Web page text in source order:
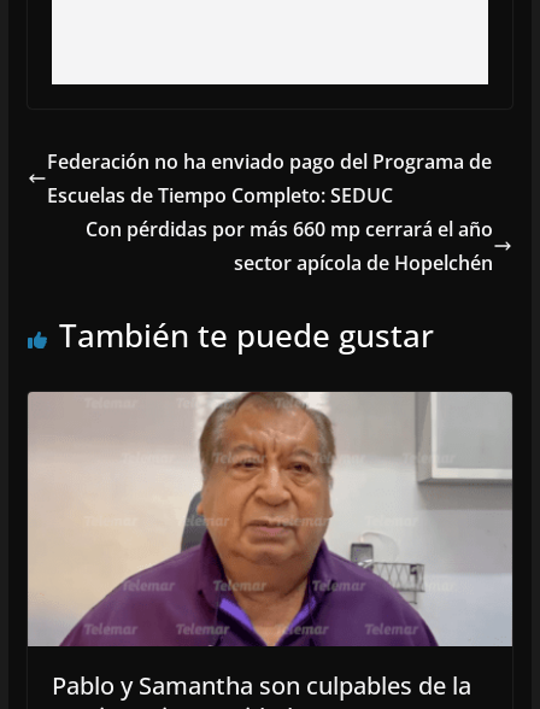
Federación no ha enviado pago del Programa de
Escuelas de Tiempo Completo: SEDUC
Con pérdidas por más 660 mp cerrará el año
sector apícola de Hopelchén
También te puede gustar
Pablo y Samantha son culpables de la